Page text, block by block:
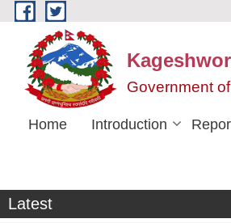
Skip to main content
Government
Home Introduction
Latest